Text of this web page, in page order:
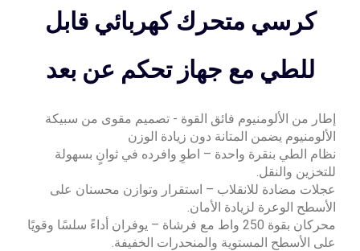
كرسي متحرك كهربائي قابل
للطي مع جهاز تحكم عن بعد
إطار من الألومنيوم فائق القوة - تصميم مقوى من سبيكة
الألومنيوم يضمن المتانة دون زيادة الوزن
نظام الطي بنقرة واحدة – اطوِ وافرده في ثوانٍ بسهولة
للتخزين والنقل.
عجلات مضادة للانقلاب – استقرار وتوازن محسنان على
الأسطح الوعرة لزيادة الأمان.
محركان بقوة 250 واط مع فرشاة – يوفران أداءً سلسًا وقويًا
على الأسطح المستوية والمنحدرات الخفيفة.